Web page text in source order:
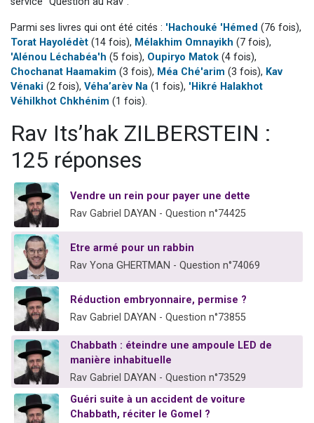
3 personnes viennent de nous rejoindre sur WhatsApp
2 nouvelles musiques dans Torah-Box Music
Parmi ses livres qui ont été cités : 'Hachouké 'Hémed (76 fois),
Torat Hayolédèt (14 fois), Mélakhim Omnayikh (7 fois),
'Alénou Léchabéa'h (5 fois), Oupiryo Matok (4 fois),
Chochanat Haamakim (3 fois), Méa Ché'arim (3 fois), Kav
Vénaki (2 fois), Véha’arèv Na (1 fois), 'Hikré Halakhot
Véhilkhot Chkhénim (1 fois).
Rav Its’hak ZILBERSTEIN :
125 réponses
Vendre un rein pour payer une dette
Rav Gabriel DAYAN - Question n°74425
Etre armé pour un rabbin
Rav Yona GHERTMAN - Question n°74069
Réduction embryonnaire, permise ?
Rav Gabriel DAYAN - Question n°73855
Chabbath : éteindre une ampoule LED de
manière inhabituelle
Rav Gabriel DAYAN - Question n°73529
Guéri suite à un accident de voiture
Chabbath, réciter le Gomel ?